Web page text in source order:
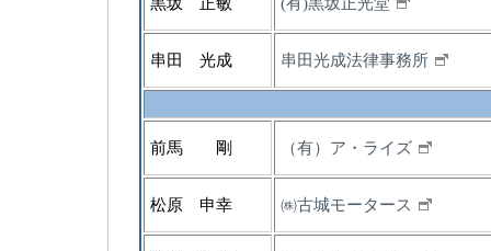
串田 光成 串田光成法律事務所
前馬 剛 （有）ア・ライズ
松原 申幸 ㈱古城モータース